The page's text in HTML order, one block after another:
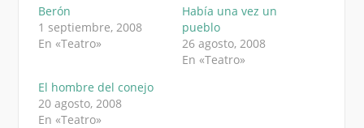
Berón
1 septiembre, 2008
En «Teatro»
Había una vez un
pueblo
26 agosto, 2008
En «Teatro»
El hombre del conejo
20 agosto, 2008
En «Teatro»